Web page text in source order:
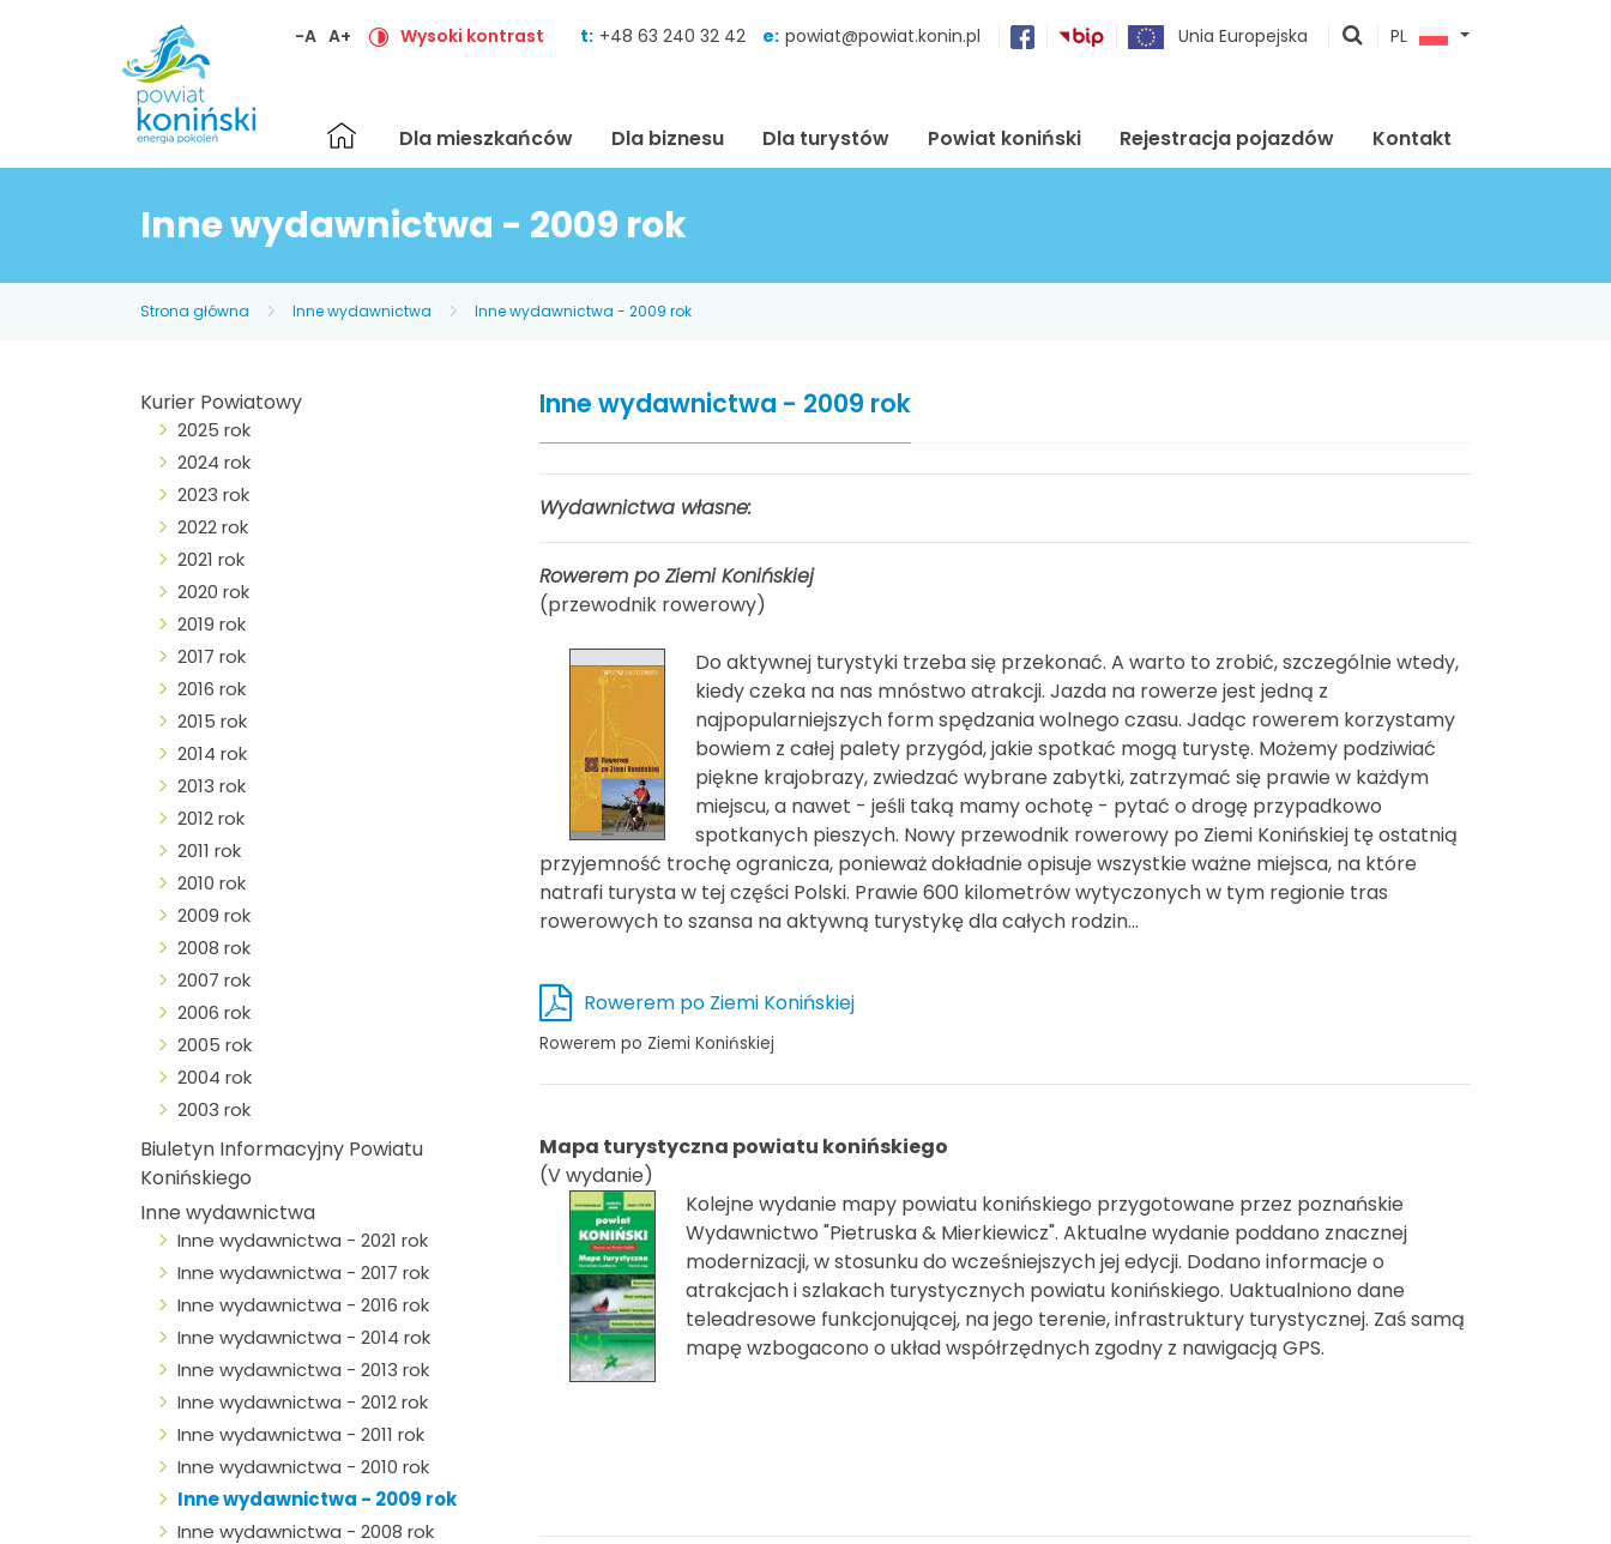
-A A+ Wysoki kontrast t: +48 63 240 32 42 e: powiat@powiat.konin.pl Unia Europejska
pokaż
PL
Strona
główna
Dla mieszkańców Dla biznesu Dla turystów Powiat koniński Rejestracja pojazdów Kontakt
Inne wydawnictwa - 2009 rok
Strona główna Inne wydawnictwa Inne wydawnictwa - 2009 rok
Kurier Powiatowy
2025 rok
2024 rok
2023 rok
2022 rok
2021 rok
2020 rok
2019 rok
2017 rok
2016 rok
2015 rok
2014 rok
2013 rok
2012 rok
2011 rok
2010 rok
2009 rok
2008 rok
2007 rok
2006 rok
2005 rok
2004 rok
2003 rok
Biuletyn Informacyjny Powiatu
Konińskiego
Inne wydawnictwa
Inne wydawnictwa - 2021 rok
Inne wydawnictwa - 2017 rok
Inne wydawnictwa - 2016 rok
Inne wydawnictwa - 2014 rok
Inne wydawnictwa - 2013 rok
Inne wydawnictwa - 2012 rok
Inne wydawnictwa - 2011 rok
Inne wydawnictwa - 2010 rok
Inne wydawnictwa - 2009 rok
Inne wydawnictwa - 2008 rok
Inne wydawnictwa - 2009 rok
Wydawnictwa własne:
Rowerem po Ziemi Konińskiej
(przewodnik rowerowy)
Do aktywnej turystyki trzeba się przekonać. A warto to zrobić, szczególnie wtedy,
kiedy czeka na nas mnóstwo atrakcji. Jazda na rowerze jest jedną z
najpopularniejszych form spędzania wolnego czasu. Jadąc rowerem korzystamy
bowiem z całej palety przygód, jakie spotkać mogą turystę. Możemy podziwiać
piękne krajobrazy, zwiedzać wybrane zabytki, zatrzymać się prawie w każdym
miejscu, a nawet - jeśli taką mamy ochotę - pytać o drogę przypadkowo
spotkanych pieszych. Nowy przewodnik rowerowy po Ziemi Konińskiej tę ostatnią
przyjemność trochę ogranicza, ponieważ dokładnie opisuje wszystkie ważne miejsca, na które
natrafi turysta w tej części Polski. Prawie 600 kilometrów wytyczonych w tym regionie tras
rowerowych to szansa na aktywną turystykę dla całych rodzin...
Rowerem po Ziemi Konińskiej
Rowerem po Ziemi Konińskiej
Mapa turystyczna powiatu konińskiego
(V wydanie)
Kolejne wydanie mapy powiatu konińskiego przygotowane przez poznańskie
Wydawnictwo "Pietruska & Mierkiewicz". Aktualne wydanie poddano znacznej
modernizacji, w stosunku do wcześniejszych jej edycji. Dodano informacje o
atrakcjach i szlakach turystycznych powiatu konińskiego. Uaktualniono dane
teleadresowe funkcjonującej, na jego terenie, infrastruktury turystycznej. Zaś samą
mapę wzbogacono o układ współrzędnych zgodny z nawigacją GPS.